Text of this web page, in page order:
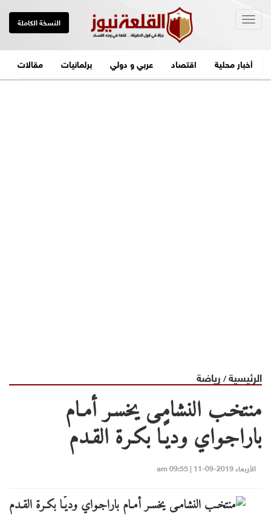
النسخة الكاملة
أخبار محلية اقتصاد عربي و دولي برلمانيات مقالات
الرئيسية/ رياضة
منتخـب النشامـى يخسـر أمـام
باراجـواي وديًـا بكـرة القـدم
الأربعاء 2019-09-11 | 09:55 am